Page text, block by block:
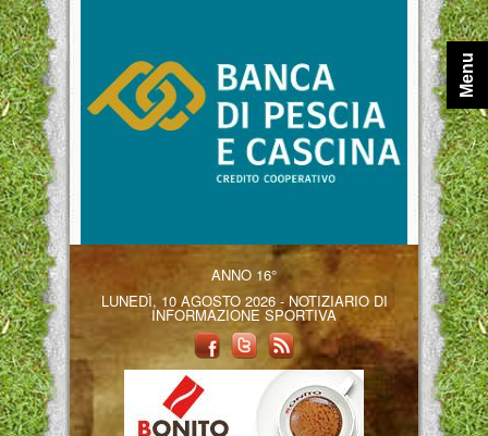
ANNO 16°
LUNEDÌ, 10 AGOSTO 2026 - NOTIZIARIO DI
INFORMAZIONE SPORTIVA
Menu